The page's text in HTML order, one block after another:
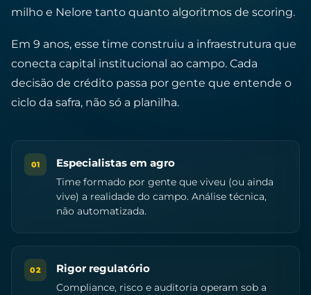
milho e Nelore tanto quanto algoritmos de scoring.
Em 9 anos, esse time construiu a infraestrutura que
conecta capital institucional ao campo. Cada
decisão de crédito passa por gente que entende o
ciclo da safra, não só a planilha.
01 Especialistas em agro
Time formado por gente que viveu (ou ainda
vive) a realidade do campo. Análise técnica,
não automatizada.
02 Rigor regulatório
Compliance, risco e auditoria operam sob a